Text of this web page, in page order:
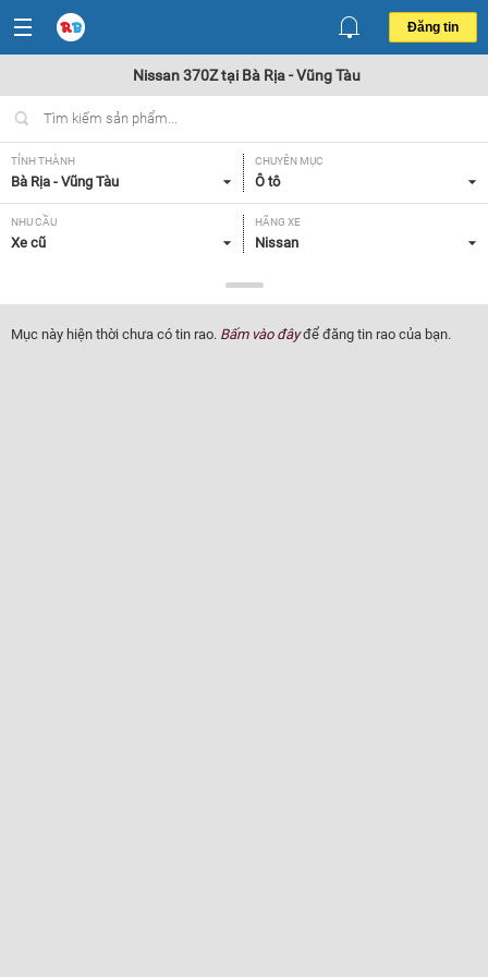
Đăng tin
Nissan 370Z tại Bà Rịa - Vũng Tàu
TỈNH THÀNH
Bà Rịa - Vũng Tàu
CHUYÊN MỤC
Ô tô
NHU CẦU
Xe cũ
HÃNG XE
Nissan
370Z
NĂM SẢN XUẤT
Tất cả
GIÁ XE XUẤT XỨ
Mục này hiện thời chưa có tin rao. Bấm vào đâyđể đăng tin rao của bạn.